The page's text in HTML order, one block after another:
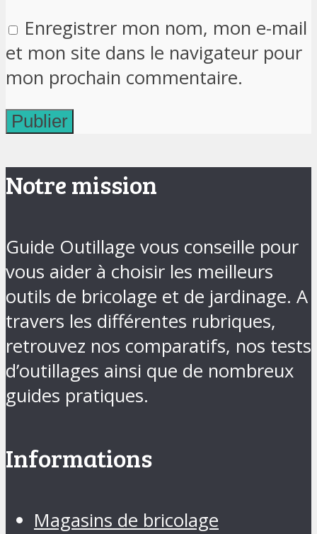
Enregistrer mon nom, mon e-mail
et mon site dans le navigateur pour
mon prochain commentaire.
Notre mission
Guide Outillage vous conseille pour
vous aider à choisir les meilleurs
outils de bricolage et de jardinage. A
travers les différentes rubriques,
retrouvez nos comparatifs, nos tests
d’outillages ainsi que de nombreux
guides pratiques.
Informations
Magasins de bricolage